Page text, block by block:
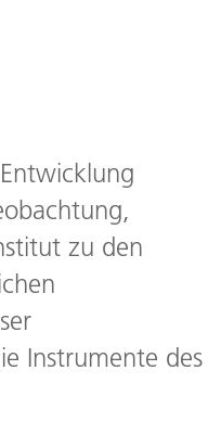
zu den
Instrumente des